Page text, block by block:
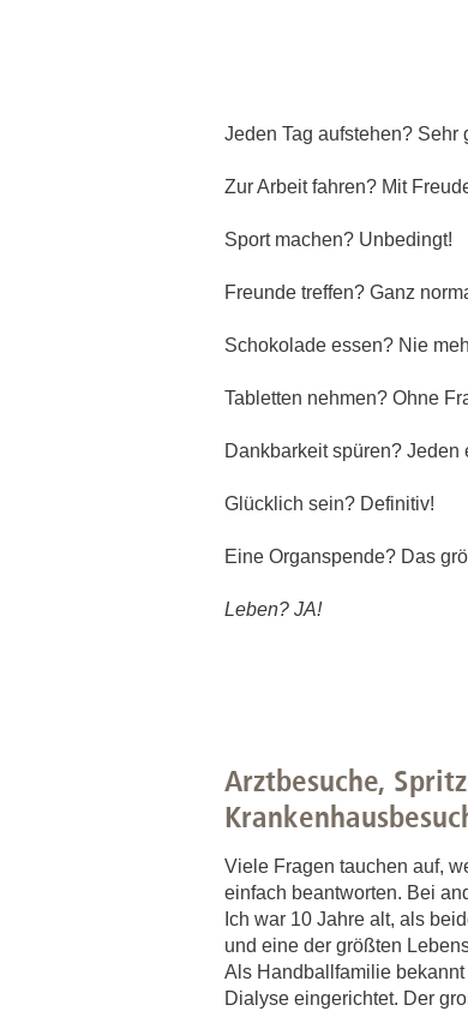
Ansprechpersonen
Für Postdoktorand:innen
Jeden Tag aufstehen? Sehr
Zur Arbeit fahren? Mit
Sport machen? Unbedingt!
Freunde treffen? Ganz
Schokolade essen? Nie
Tabletten nehmen? Ohne
Dankbarkeit spüren? Jeden
Glücklich sein? Definitiv!
Eine Organspende? Das
Leben? JA!
Arztbesuche,
Viele Fragen tauchen auf,
einfach beantworten. Bei
Ich war 10 Jahre alt, als
und eine der größten
Als Handballfamilie
Dialyse eingerichtet. Der